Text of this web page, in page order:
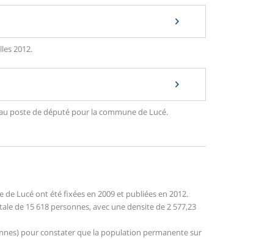
2012.
poste de député pour la commune de Lucé.
Lucé ont été fixées en 2009 et publiées en 2012.
de 15 618 personnes, avec une densite de 2 577,23
pour constater que la population permanente sur